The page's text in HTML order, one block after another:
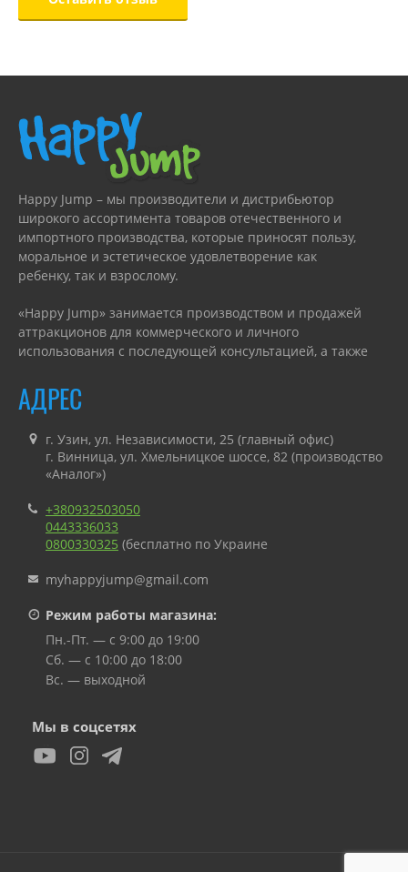
Happy Jump – мы производители и дистрибьютор
широкого ассортимента товаров отечественного и
импортного производства, которые приносят пользу,
моральное и эстетическое удовлетворение как
ребенку, так и взрослому.
«Happy Jump» занимается производством и продажей
аттракционов для коммерческого и личного
использования с последующей консультацией, а также
АДРЕС
г. Узин, ул. Независимости, 25 (главный офис)
г. Винница, ул. Хмельницкое шоссе, 82 (производство
«Аналог»)
+380932503050
0443336033
0800330325 (бесплатно по Украине
myhappyjump@gmail.com
Режим работы магазина:
Пн.-Пт. — с 9:00 до 19:00
Сб. — с 10:00 до 18:00
Вс. — выходной
Мы в соцсетях